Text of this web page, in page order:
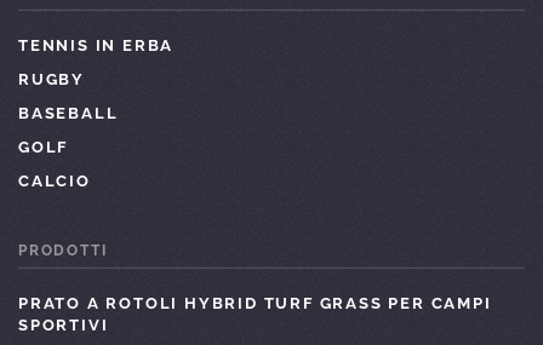
TENNIS IN ERBA
RUGBY
BASEBALL
GOLF
CALCIO
PRODOTTI
PRATO A ROTOLI HYBRID TURF GRASS PER CAMPI
SPORTIVI